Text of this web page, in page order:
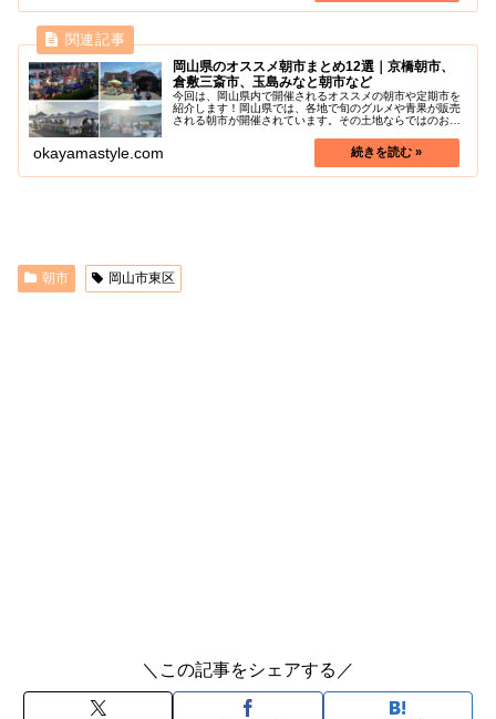
岡山県のオススメ朝市まとめ12選｜京橋朝市、
倉敷三斎市、玉島みなと朝市など
今回は、岡山県内で開催されるオススメの朝市や定期市を
紹介します！岡山県では、各地で旬のグルメや青果が販売
される朝市が開催されています。その土地ならではのおい
の人たちと触れ合ったり、岡山の文...
okayamastyle.com
朝市 岡山市東区
＼この記事をシェアする／